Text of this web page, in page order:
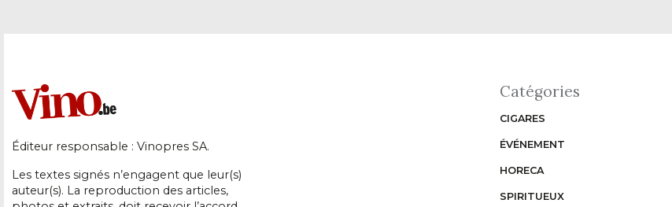
Éditeur responsable : Vinopres SA.
Les textes signés n’engagent que leur(s)
auteur(s). La reproduction des articles,
Catégories
CIGARES
ÉVÉNEMENT
HORECA
SPIRITUEUX